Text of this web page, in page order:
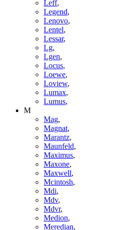
Leff,
Legend,
Lenovo,
Lentel,
Lessar,
Lg,
Lgen,
Locus,
Loewe,
Loview,
Lumax,
Lumus,
M
Mag,
Magnat,
Marantz,
Maunfeld,
Maximus,
Maxone,
Maxwell,
Mcintosh,
Mdi,
Mdv,
Mdvr,
Medion,
Meredian,